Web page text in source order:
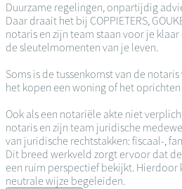
Duurzame regelingen, onpartijdig
Daar draait het bij COPPIETERS,
notaris en zijn team staan voor je
de sleutelmomenten van je leven.
Soms is de tussenkomst van de
het kopen een woning of het
Ook als een notariële akte niet
notaris en zijn team juridische
van juridische rechtstakken: fiscaal-,
Dit breed werkveld zorgt ervoor dat
een ruim perspectief bekijkt. Hierdoor
neutrale wijze begeleiden.